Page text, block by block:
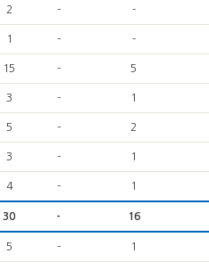
2 - -
1 - -
15 - 5
3 - 1
5 - 2
3 - 1
4 - 1
30 - 16
5 - 1